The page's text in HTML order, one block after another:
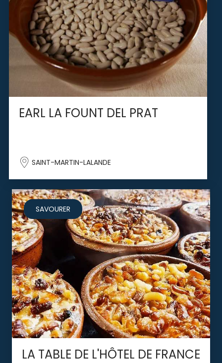
EARL LA FOUNT DEL PRAT
SAINT-MARTIN-LALANDE
SAVOURER
LA TABLE DE L'HÔTEL DE FRANCE